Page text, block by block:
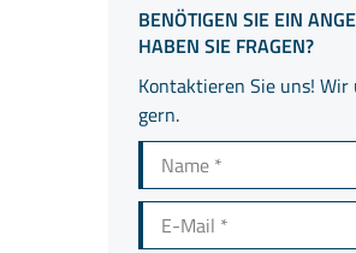
BENÖTIGEN SIE EIN
HABEN SIE FRAGEN?
Kontaktieren Sie uns!
gern.
Name *
E-Mail *